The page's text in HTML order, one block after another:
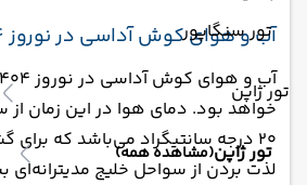
تور سنگاپور
تور ژاپن
تور ژاپن(مشاهده همه)
آب و هوای کوش آداسی در نوروز 1404
20 درجه سانتیگراد می‌باشد که
لذت بردن از سواحل خلیج